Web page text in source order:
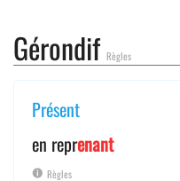
Gérondif Règles
Présent
en reprenant
Règles